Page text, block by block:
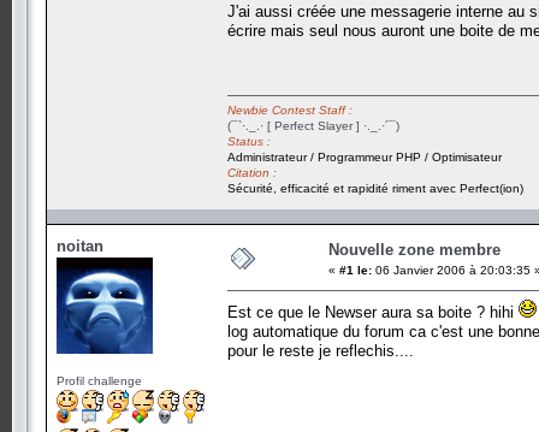
J'ai aussi créée une messagerie interne au
écrire mais seul nous auront une boite de
Newbie Contest Staff :
(¯`·._.· [ Perfect Slayer ] ·._.·´¯)
Status :
Administrateur / Programmeur PHP / Optimisateur
Citation :
Sécurité, efficacité et rapidité riment avec Perfect(ion)
noitan
Profil challenge
Nouvelle zone membre
« #1 le: 06 Janvier 2006 à 20:03:35
Est ce que le Newser aura sa boite ? hihi
log automatique du forum ca c'est une
pour le reste je reflechis....